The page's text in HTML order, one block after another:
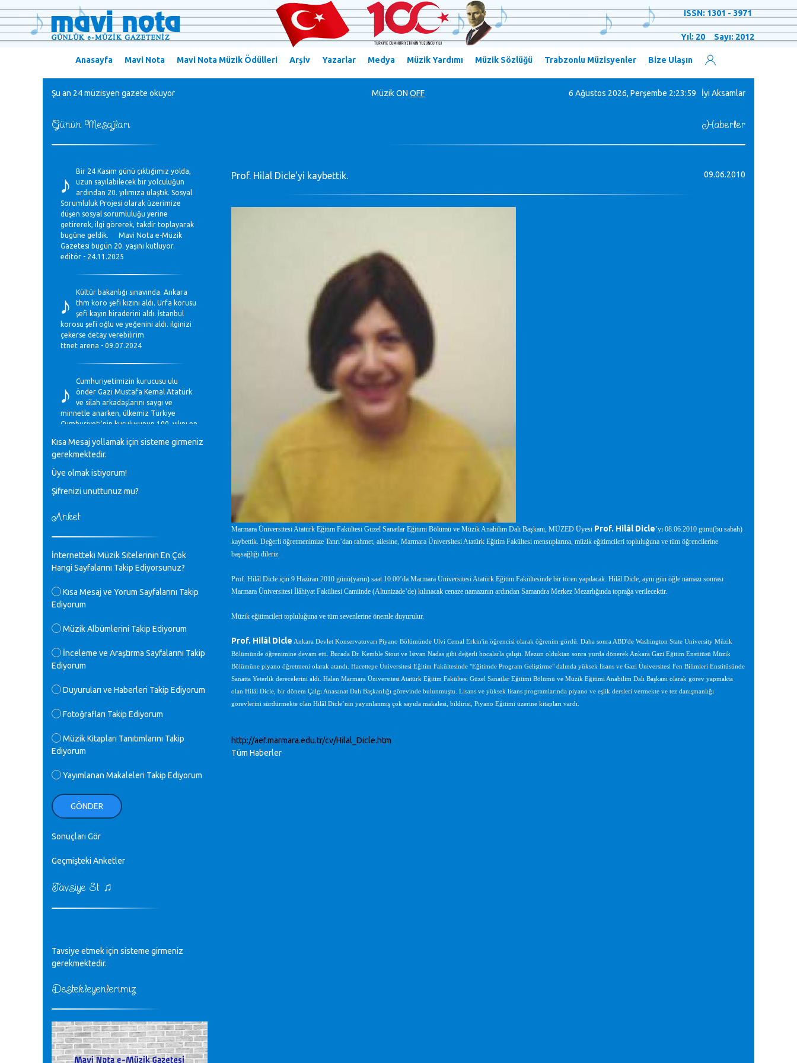
ISSN: 1301 - 3971
Yıl: 20 Sayı: 2012
Anasayfa Mavi Nota Mavi Nota Müzik Ödülleri Arşiv Yazarlar Medya Müzik Yardımı Müzik Sözlüğü Trabzonlu Müzisyenler Bize Ulaşın
Şu an 24 müzisyen gazete okuyor MüzikON OFF 6 Ağustos 2026, Perşembe 2:24:00 İyi Aksamlar
Günün Mesajları
♪
Bir 24 Kasım günü çıktığımız yolda,
uzun sayılabilecek bir yolculuğun
ardından 20. yılımıza ulaştık. Sosyal
Sorumluluk Projesi olarak üzerimize
düşen sosyal sorumluluğu yerine
getirerek, ilgi görerek, takdir toplayarak
bugüne geldik. Mavi Nota e-Müzik
Gazetesi bugün 20. yaşını kutluyor.
editör - 24.11.2025
♪
Kültür bakanlığı sınavında. Ankara
thm koro şefi kızını aldı. Urfa korusu
şefi kayın biraderini aldı. İstanbul
korosu şefi oğlu ve yeğenini aldı. ilginizi
çekerse detay verebilirim
ttnet arena - 09.07.2024
♪
Cumhuriyetimizin kurucusu ulu
önder Gazi Mustafa Kemal Atatürk
ve silah arkadaşlarını saygı ve
minnetle anarken, ülkemiz Türkiye
Cumhuriyeti’nin kuruluşunun 100. yılını en
Mavi Nota - 28.10.2023
♪
Müzik Bölümlerinin Eğitim
Gülşah Sargın Kaptaş - 28.10.2023
♪
Mavi Nota - 07.02.2023
♪
30 yıl sonra karşılaşmak çok güzel
Kurtuluş, teveccüh etmişsin çok
verirsen sevinirim, selamlar, sevgiler.
♪
yıllarımda özel radyo yayıncılığı
ödülüne layık görülmüştüm evde yıllar
arayayım dediğimde ikinci büyük şoku
yaşadım 1994 de verdiği ödülü değerli
hocam arşivinde fotoğraf larımız ile
emek emeği geçen herkese en derin
ellerinden benim için öpün.
Kurtuluş Çelebi - 07.01.2023
♪
Mavi Nota - 24.11.2022
♪
Biliyorum Cüneyt bey, yazımda da
♪
sayın müfit bey bilgilerinizi kontrol
edi 6440 sayılı cso kurulrş kanununda
Kısa Mesaj yollamak için sisteme girmeniz
gerekmektedir.
Üye olmak istiyorum!
Şifrenizi unuttunuz mu?
Anket
İnternetteki Müzik Sitelerinin En Çok
Hangi Sayfalarını Takip Ediyorsunuz?
Kısa Mesaj ve Yorum Sayfalarını Takip
Ediyorum
Müzik Albümlerini Takip Ediyorum
İnceleme ve Araştırma Sayfalarını Takip
Ediyorum
Duyuruları ve Haberleri Takip Ediyorum
Fotoğrafları Takip Ediyorum
Müzik Kitapları Tanıtımlarını Takip
Ediyorum
Yayımlanan Makaleleri Takip Ediyorum
GÖNDER
Sonuçları Gör
Geçmişteki Anketler
Tavsiye Et ♫
Tavsiye etmek için sisteme girmeniz
gerekmektedir.
Destekleyenlerimiz
Haberler
Prof. Hilal Dicle'yi kaybettik. 09.06.2010
Marmara Üniversitesi Atatürk Eğitim Fakültesi Güzel Sanatlar Eğitimi Bölümü ve Müzik Anabilim Dalı Başkanı, MÜZED Üyesi Prof. Hilâl Dicle’yi 08.06.2010 günü(bu sabah)
kaybettik. Değerli öğretmenimize Tanrı’dan rahmet, ailesine, Marmara Üniversitesi Atatürk Eğitim Fakültesi mensuplarına, müzik eğitimcileri topluluğuna ve tüm öğrencilerine
başsağlığı dileriz.
Prof. Hilâl Dicle için 9 Haziran 2010 günü(yarın) saat 10.00’da Marmara Üniversitesi Atatürk Eğitim Fakültesinde bir tören yapılacak. Hilâl Dicle, aynı gün öğle namazı sonrası
Marmara Üniversitesi İlâhiyat Fakültesi Camiinde (Altunizade’de) kılınacak cenaze namazının ardından Samandra Merkez Mezarlığında toprağa verilecektir.
Müzik eğitimcileri topluluğuna ve tüm sevenlerine önemle duyurulur.
Prof. Hilâl Dicle Ankara Devlet Konservatuvarı Piyano Bölümünde Ulvi Cemal Erkin'in öğrencisi olarak öğrenim gördü. Daha sonra ABD'de Washington State University Müzik
Bölümünde öğrenimine devam etti. Burada Dr. Kemble Stout ve Istvan Nadas gibi değerli hocalarla çalıştı. Mezun olduktan sonra yurda dönerek Ankara Gazi Eğitim Enstitüsü Müzik
Bölümüne piyano öğretmeni olarak atandı. Hacettepe Üniversitesi Eğitim Fakültesinde "Eğitimde Program Geliştirme" dalında yüksek lisans ve Gazi Üniversitesi Fen Bilimleri Enstitüsünde
Sanatta Yeterlik derecelerini aldı. Halen Marmara Üniversitesi Atatürk Eğitim Fakültesi Güzel Sanatlar Eğitimi Bölümü ve Müzik Eğitimi Anabilim Dalı Başkanı olarak görev yapmakta
olan Hilâl Dicle, bir dönem Çalgı Anasanat Dalı Başkanlığı görevinde bulunmuştu. Lisans ve yüksek lisans programlarında piyano ve eşlik dersleri vermekte ve tez danışmanlığı
görevlerini sürdürmekte olan Hilâl Dicle’nin yayımlanmış çok sayıda makalesi, bildirisi, Piyano Eğitimi üzerine kitapları vardı.
http://aef.marmara.edu.tr/cv/Hilal_Dicle.htm
Tüm Haberler